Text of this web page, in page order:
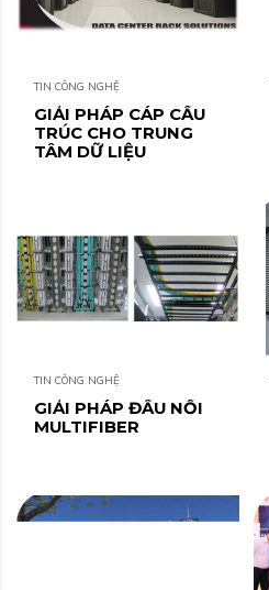
TIN CÔNG NGHỆ
GIẢI PHÁP CÁP CẤU
TRÚC CHO TRUNG
TÂM DỮ LIỆU
TIN CÔNG NGHỆ
GIẢI PHÁP ĐẤU NỐI
MULTIFIBER